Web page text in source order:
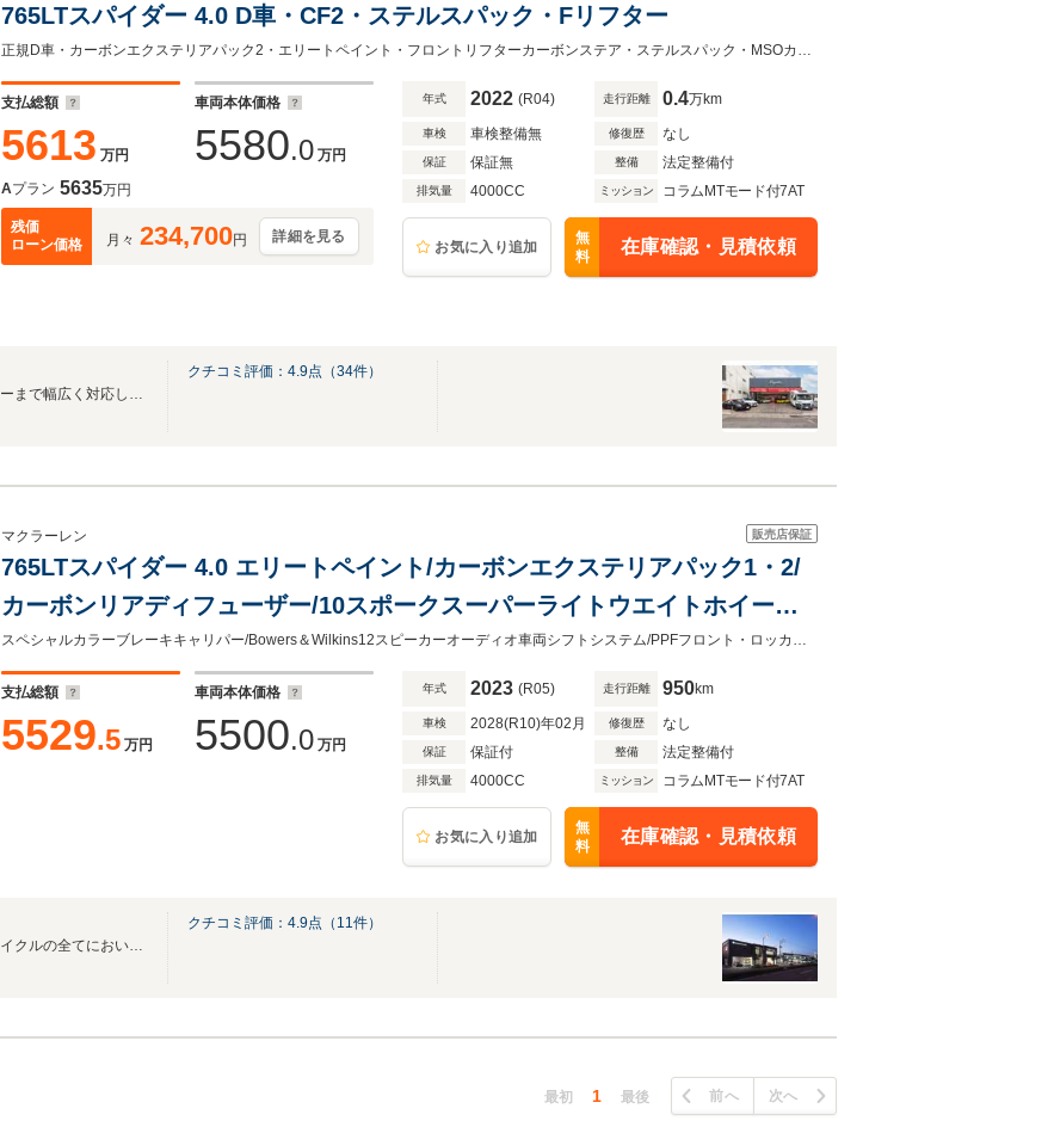
765LTスパイダー 4.0 D車・CF2・ステルスパック・Fリフター
正規D車・カーボンエクステリアパック2・エリートペイント・フロントリフターカーボンステア・ステルスパック・MSOカーボンフェンダールーバー・カーボンエクステリア
支払総額
5613 万円
車両本体価格
5580.0 万円
Aプラン 5635万円
残価
ローン価格
月々 234,700円 詳細を見る
年式 2022 (R04) 走行距離 0.4万km
車検 車検整備無 修復歴 なし
保証 保証無 整備 法定整備付
排気量 4000CC ミッション コラムMTモード付7AT
お気に入り追加
無
料
在庫確認・見積依頼
スーパーカーからキャンピングカーまで幅広く対応しております。
クチコミ評価： 4.9点（34件）
販売店保証
マクラーレン
765LTスパイダー 4.0 エリートペイント/カーボンエクステリアパック1・2/
カーボンリアディフューザー/10スポークスーパーライトウエイトホイール/
カーボンサイドシルパネル/カーボンフロントエアインテーク/アルカンタラ
インテリア
スペシャルカラーブレーキキャリパー/Bowers＆Wilkins12スピーカーオーディオ車両シフトシステム/PPFフロント・ロッカーパネルドアサイドパネル/リアビューカメラ＆パーキングセンサー
支払総額
5529.5 万円
車両本体価格
5500.0 万円
年式 2023 (R05) 走行距離 950km
車検 2028(R10)年02月 修復歴 なし
保証 保証付 整備 法定整備付
排気量 4000CC ミッション コラムMTモード付7AT
お気に入り追加
無
料
在庫確認・見積依頼
お客様と向き合い、カーライフサイクルの全てにおいて充実のサポートを提供いたします
クチコミ評価： 4.9点（ 11件）
最初 1 最後 前へ 次へ